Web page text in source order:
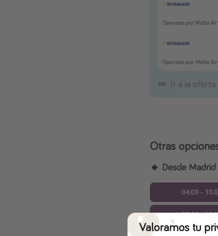
Ir a la oferta
Otras
🔸 Desde Madrid
04.09 -
05.09 -
Valoramos tu